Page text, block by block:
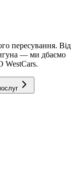
пересування. Від
— ми дбаємо
WestCars.